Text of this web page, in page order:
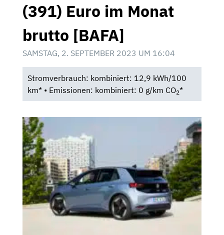
(391) Euro im Monat
brutto [BAFA]
SAMSTAG, 2. SEPTEMBER 2023 UM 16:04
Stromverbrauch: kombiniert: 12,9 kWh/100
km* • Emissionen: kombiniert: 0 g/km CO2*